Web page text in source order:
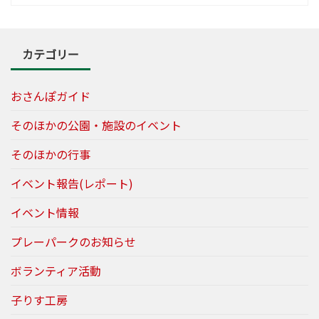
カテゴリー
おさんぽガイド
そのほかの公園・施設のイベント
そのほかの行事
イベント報告(レポート)
イベント情報
プレーパークのお知らせ
ボランティア活動
子りす工房